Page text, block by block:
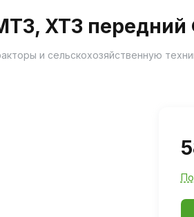
ХТЗ передний
и сельскохозяйственную